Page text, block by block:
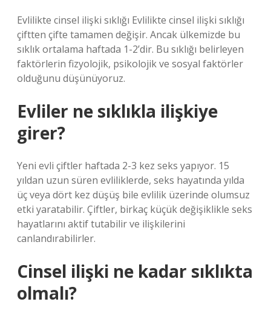
Evlilikte cinsel ilişki sıklığı Evlilikte cinsel ilişki sıklığı
çiftten çifte tamamen değişir. Ancak ülkemizde bu
sıklık ortalama haftada 1-2’dir. Bu sıklığı belirleyen
faktörlerin fizyolojik, psikolojik ve sosyal faktörler
olduğunu düşünüyoruz.
Evliler ne sıklıkla ilişkiye
girer?
Yeni evli çiftler haftada 2-3 kez seks yapıyor. 15
yıldan uzun süren evliliklerde, seks hayatında yılda
üç veya dört kez düşüş bile evlilik üzerinde olumsuz
etki yaratabilir. Çiftler, birkaç küçük değişiklikle seks
hayatlarını aktif tutabilir ve ilişkilerini
canlandırabilirler.
Cinsel ilişki ne kadar sıklıkta
olmalı?